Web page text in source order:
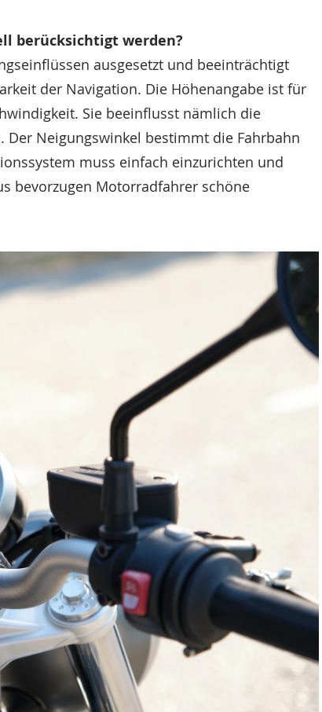
berücksichtigt werden?
ausgesetzt und beeinträchtigt
der Navigation. Die Höhenangabe ist für
Sie beeinflusst nämlich die
Neigungswinkel bestimmt die Fahrbahn
muss einfach einzurichten und
bevorzugen Motorradfahrer schöne